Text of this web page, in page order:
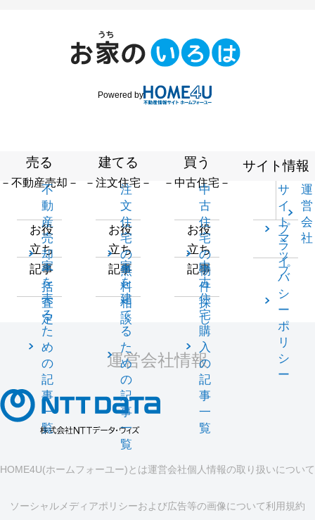
Powered by
売る
－不動産売却－
不
動
産
売
却
一
括
査
定
お役
立ち
記事
家
を
売
る
た
め
の
記
事
一
覧
建てる
－注文住宅－
注
文
住
宅
の
無
料
相
談
お役
立ち
記事
家
を
建
て
る
た
め
の
記
事
一
覧
買う
－中古住宅－
中
古
住
宅
の
物
件
探
し
お役
立ち
記事
中
古
住
宅
購
入
の
記
事
一
覧
サイト情報
サ
イ
ト
マ
ッ
プ
運
営
会
社
プ
ラ
イ
バ
シ
ー
ポ
リ
シ
ー
運営会社情報
HOME4U(ホームフォーユー)とは運営会社個人情報の取り扱いについて
ソーシャルメディアポリシーおよび広告等の画像について利用規約